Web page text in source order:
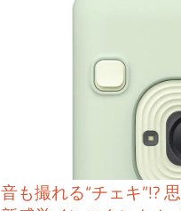
音も撮れる“チェキ”!?